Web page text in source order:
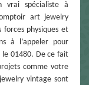
vrai spécialiste à
art jewelry
forces physiques et
à l’appeler pour
le 01480. De ce fait
comme votre
vintage sont